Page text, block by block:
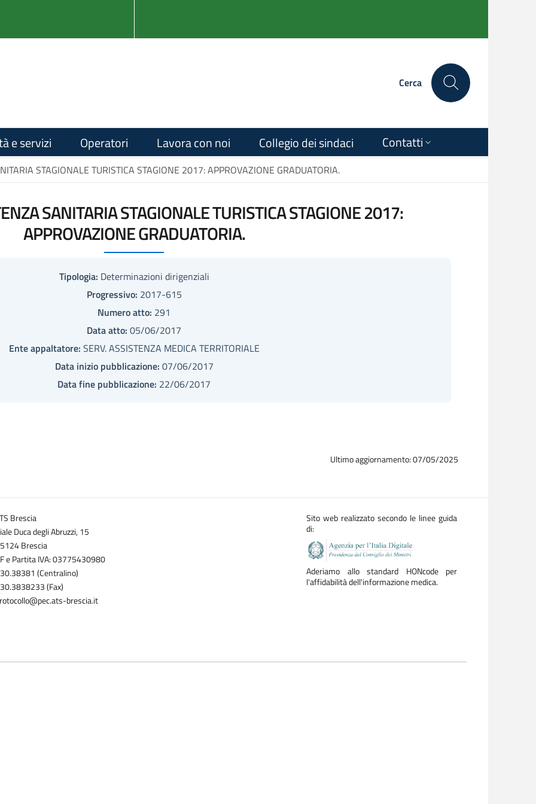
Cerca
e servizi Operatori Lavora con noi Collegio dei sindaci Contatti
STAGIONALE TURISTICA STAGIONE 2017: APPROVAZIONE GRADUATORIA.
SANITARIA STAGIONALE TURISTICA STAGIONE 2017:
APPROVAZIONE GRADUATORIA.
Tipologia: Determinazioni dirigenziali
Progressivo: 2017-615
Numero atto: 291
Data atto: 05/06/2017
Ente appaltatore: SERV. ASSISTENZA MEDICA TERRITORIALE
Data inizio pubblicazione: 07/06/2017
Data fine pubblicazione: 22/06/2017
Ultimo aggiornamento: 07/05/2025
Brescia
Duca degli Abruzzi, 15
Brescia
e Partita IVA: 03775430980
(Centralino)
(Fax)
brescia.it
Sito web realizzato secondo le linee guida
di:
Aderiamo allo standard HONcode per
l'affidabilità dell'informazione medica.